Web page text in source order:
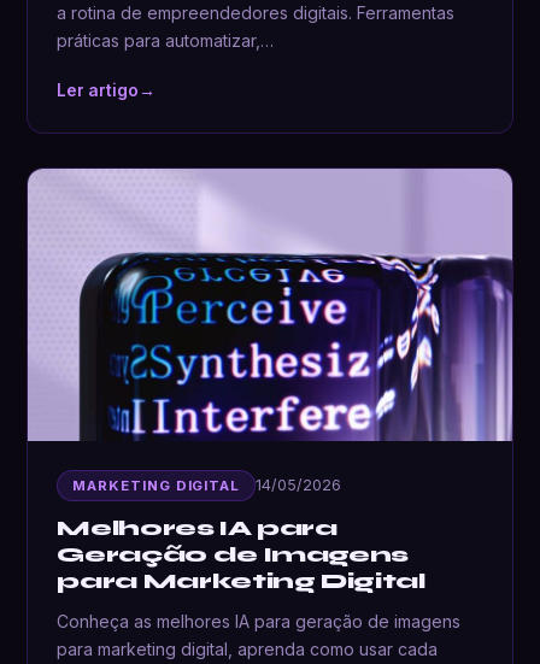
a rotina de empreendedores digitais. Ferramentas
práticas para automatizar,…
Ler artigo→
MARKETING DIGITAL 14/05/2026
Melhores IA para
Geração de Imagens
para Marketing Digital
Conheça as melhores IA para geração de imagens
para marketing digital, aprenda como usar cada